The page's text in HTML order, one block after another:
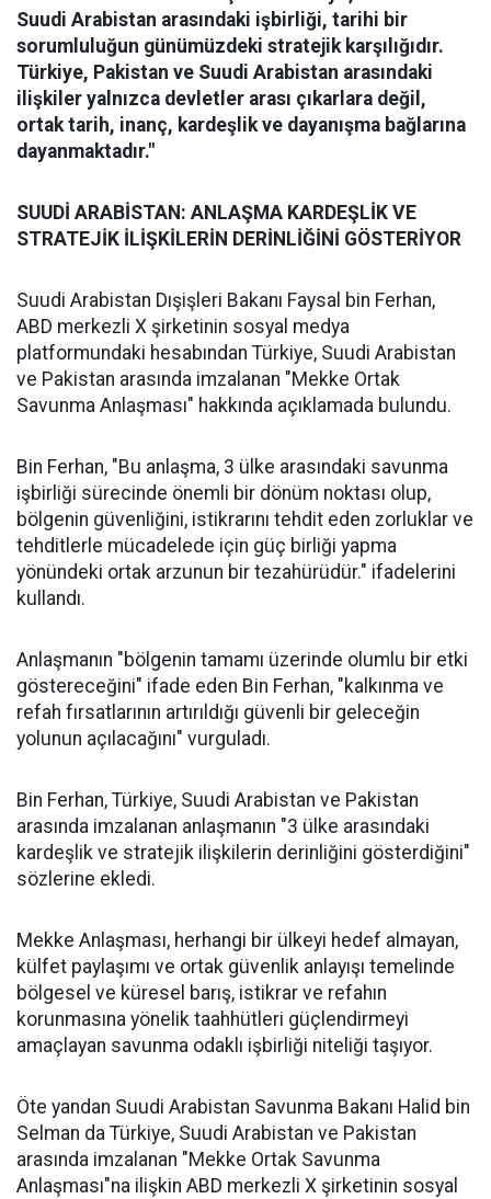
Suudi Arabistan arasındaki işbirliği, tarihi bir
sorumluluğun günümüzdeki stratejik karşılığıdır.
Türkiye, Pakistan ve Suudi Arabistan arasındaki
ilişkiler yalnızca devletler arası çıkarlara değil,
ortak tarih, inanç, kardeşlik ve dayanışma bağlarına
dayanmaktadır."
SUUDİ ARABİSTAN: ANLAŞMA KARDEŞLİK VE
STRATEJİK İLİŞKİLERİN DERİNLİĞİNİ GÖSTERİYOR
Suudi Arabistan Dışişleri Bakanı Faysal bin Ferhan,
ABD merkezli X şirketinin sosyal medya
platformundaki hesabından Türkiye, Suudi Arabistan
ve Pakistan arasında imzalanan "Mekke Ortak
Savunma Anlaşması" hakkında açıklamada bulundu.
Bin Ferhan, "Bu anlaşma, 3 ülke arasındaki savunma
işbirliği sürecinde önemli bir dönüm noktası olup,
bölgenin güvenliğini, istikrarını tehdit eden zorluklar ve
tehditlerle mücadelede için güç birliği yapma
yönündeki ortak arzunun bir tezahürüdür." ifadelerini
kullandı.
Anlaşmanın "bölgenin tamamı üzerinde olumlu bir etki
göstereceğini" ifade eden Bin Ferhan, "kalkınma ve
refah fırsatlarının artırıldığı güvenli bir geleceğin
yolunun açılacağını" vurguladı.
Bin Ferhan, Türkiye, Suudi Arabistan ve Pakistan
arasında imzalanan anlaşmanın "3 ülke arasındaki
kardeşlik ve stratejik ilişkilerin derinliğini gösterdiğini"
sözlerine ekledi.
Mekke Anlaşması, herhangi bir ülkeyi hedef almayan,
külfet paylaşımı ve ortak güvenlik anlayışı temelinde
bölgesel ve küresel barış, istikrar ve refahın
korunmasına yönelik taahhütleri güçlendirmeyi
amaçlayan savunma odaklı işbirliği niteliği taşıyor.
Öte yandan Suudi Arabistan Savunma Bakanı Halid bin
Selman da Türkiye, Suudi Arabistan ve Pakistan
arasında imzalanan "Mekke Ortak Savunma
Anlaşması"na ilişkin ABD merkezli X şirketinin sosyal